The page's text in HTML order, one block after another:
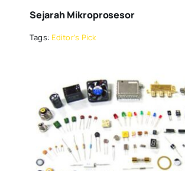
Sejarah Mikroprosesor
Tags: Editor’s Pick